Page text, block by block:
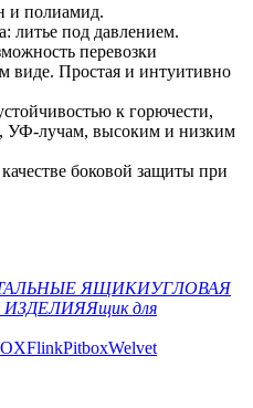
и полиамид.
литье под давлением.
перевозки
виде. Простая и интуитивно
к горючести,
лучам, высоким и низким
боковой защиты при
ЯЩИКИУГЛОВАЯ
ИЗДЕЛИЯЯщик для
FlinkPitboxWelvet